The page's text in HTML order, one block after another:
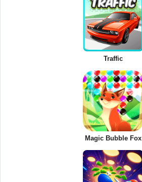
Traffic
Magic Bubble Fox